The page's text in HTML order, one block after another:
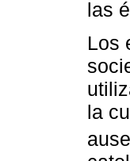
las
Los
la